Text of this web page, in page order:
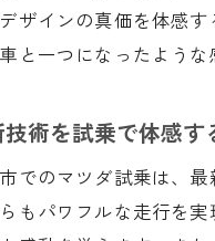
ザインの真価を体感
と一つになったような
術を試乗で体感す
でのマツダ試乗は、
もパワフルな走行を